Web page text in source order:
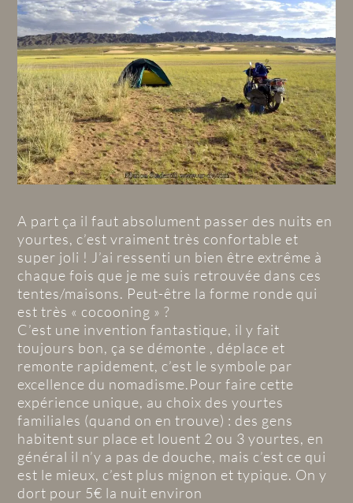
A part ça il faut absolument passer des nuits en
yourtes, c’est vraiment très confortable et
super joli ! J’ai ressenti un bien être extrême à
chaque fois que je me suis retrouvée dans ces
tentes/maisons. Peut-être la forme ronde qui
est très « cocooning » ?
C’est une invention fantastique, il y fait
toujours bon, ça se démonte , déplace et
remonte rapidement, c’est le symbole par
excellence du nomadisme.Pour faire cette
expérience unique, au choix des yourtes
familiales (quand on en trouve) : des gens
habitent sur place et louent 2 ou 3 yourtes, en
général il n’y a pas de douche, mais c’est ce qui
est le mieux, c’est plus mignon et typique. On y
dort pour 5€ la nuit environ